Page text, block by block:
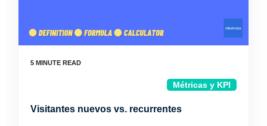
Métricas y KPI
Visitantes nuevos vs. recurrentes